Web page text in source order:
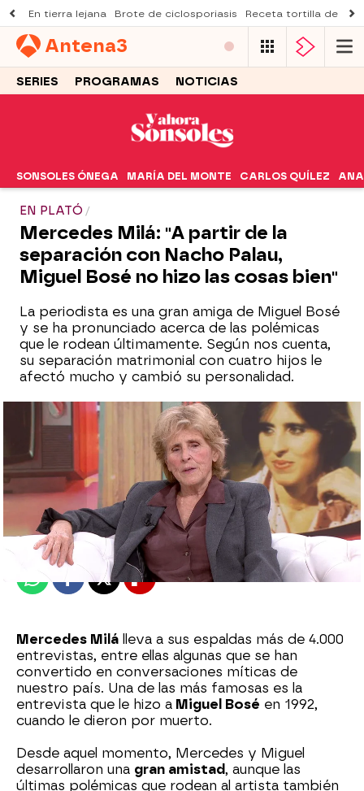
En tierra lejana Brote de ciclosporiasis Receta tortilla de
Antena3
SERIES PROGRAMAS NOTICIAS
SONSOLES ÓNEGA MARÍA DEL MONTE CARLOS QUÍLEZ ANA
EN PLATÓ
Mercedes Milá: "A partir de la
separación con Nacho Palau,
Miguel Bosé no hizo las cosas bien"
La periodista es una gran amiga de Miguel Bosé
y se ha pronunciado acerca de las polémicas
que le rodean últimamente. Según nos cuenta,
su separación matrimonial con cuatro hijos le
afectó mucho y cambió su personalidad.
Sara Sanz Navarro
Publicado: 15 de mayo de 2025, 12:09
WhatsappFacebook
X Flipboard
Mercedes Milá lleva a sus espaldas más de 4.000
entrevistas, entre ellas algunas que se han
convertido en conversaciones míticas de
nuestro país. Una de las más famosas es la
entrevista que le hizo a Miguel Bosé en 1992,
cuando le dieron por muerto.
Desde aquel momento, Mercedes y Miguel
desarrollaron una gran amistad, aunque las
últimas polémicas que rodean al artista también